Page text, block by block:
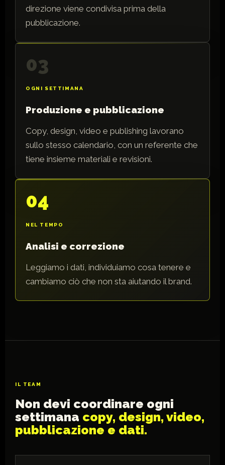
direzione viene condivisa prima della
pubblicazione.
03
OGNI SETTIMANA
Produzione e pubblicazione
Copy, design, video e publishing lavorano
sullo stesso calendario, con un referente che
tiene insieme materiali e revisioni.
04
NEL TEMPO
Analisi e correzione
Leggiamo i dati, individuiamo cosa tenere e
cambiamo ciò che non sta aiutando il brand.
IL TEAM
Non devi coordinare ogni
settimana copy, design, video,
pubblicazione e dati.